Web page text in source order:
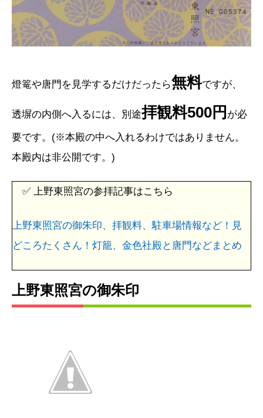
燈篭や唐門を見学するだけだったら無料ですが、
透塀の内側へ入るには、別途拝観料500円 が必
要です。(※本殿の中へ入れるわけではありません。
本殿内は非公開です。)
✅ 上野東照宮の参拝記事はこちら
上野東照宮の御朱印、拝観料、駐車場情報など！見
どころたくさん！灯籠、金色社殿と唐門などまとめ
上野東照宮の御朱印